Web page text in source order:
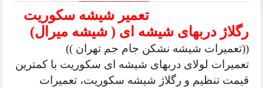
تعمیر شیشه سکوریت
رگلاژ دربهای شیشه ای ( شیشه میرال)
((تعمیرات شیشه نشکن جام جم تهران ))
تعمیرات لولای دربهای شیشه ای سکوریت با کمترین
قیمت تنظیم و رگلاژ شیشه سکوریت، تعمیرات